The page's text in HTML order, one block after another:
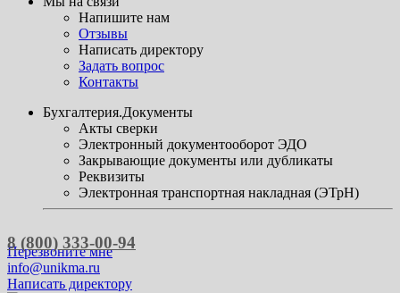
Напишите нам
Отзывы
Написать директору
Задать вопрос
Контакты
Бухгалтерия.Документы
Акты сверки
Электронный документооборот ЭДО
Закрывающие документы или дубликаты
Реквизиты
Электронная транспортная накладная (ЭТрН)
8 (800) 333-00-94
Перезвоните мне
info@unikma.ru
Написать директору